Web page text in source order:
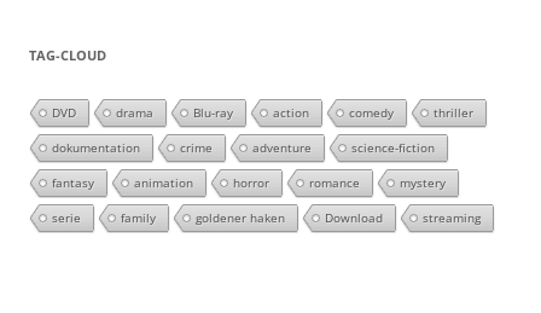
TAG-CLOUD
DVD drama Blu-ray action comedy thriller
dokumentation crime adventure science-fiction
fantasy animation horror romance mystery
serie family goldener haken Download streaming